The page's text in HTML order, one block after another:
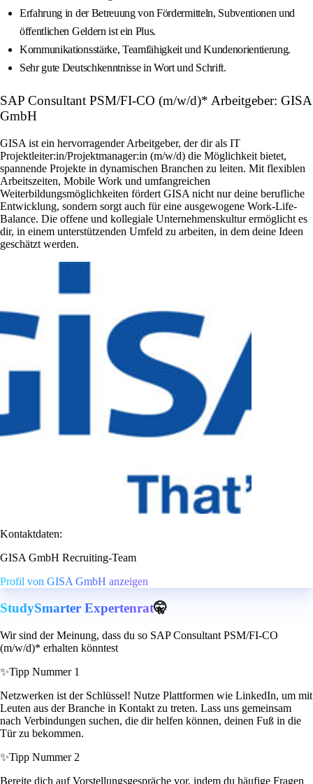
Erfahrung in der Betreuung von Fördermitteln, Subventionen und
öffentlichen Geldern ist ein Plus.
Kommunikationsstärke, Teamfähigkeit und Kundenorientierung.
Sehr gute Deutschkenntnisse in Wort und Schrift.
SAP Consultant PSM/FI-CO (m/w/d)* Arbeitgeber: GISA
GmbH
GISA ist ein hervorragender Arbeitgeber, der dir als IT
Projektleiter:in/Projektmanager:in (m/w/d) die Möglichkeit bietet,
spannende Projekte in dynamischen Branchen zu leiten. Mit flexiblen
Arbeitszeiten, Mobile Work und umfangreichen
Weiterbildungsmöglichkeiten fördert GISA nicht nur deine berufliche
Entwicklung, sondern sorgt auch für eine ausgewogene Work-Life-
Balance. Die offene und kollegiale Unternehmenskultur ermöglicht es
dir, in einem unterstützenden Umfeld zu arbeiten, in dem deine Ideen
geschätzt werden.
Kontaktdaten:
GISA GmbH Recruiting-Team
Profil von GISA GmbH anzeigen
StudySmarter Expertenrat🤫
Wir sind der Meinung, dass du so SAP Consultant PSM/FI-CO
(m/w/d)* erhalten könntest
✨Tipp Nummer 1
Netzwerken ist der Schlüssel! Nutze Plattformen wie LinkedIn, um mit
Leuten aus der Branche in Kontakt zu treten. Lass uns gemeinsam
nach Verbindungen suchen, die dir helfen können, deinen Fuß in die
Tür zu bekommen.
✨Tipp Nummer 2
Bereite dich auf Vorstellungsgespräche vor, indem du häufige Fragen